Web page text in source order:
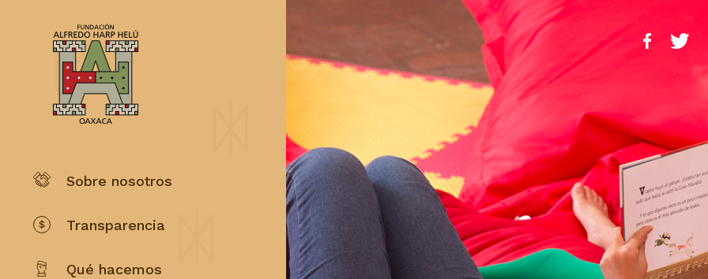
Sobre nosotros
Transparencia
Qué hacemos